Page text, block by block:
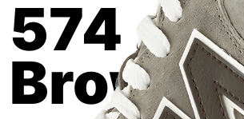
574
Brown